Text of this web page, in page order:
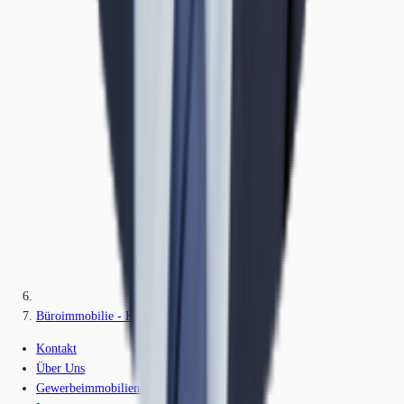
Büroimmobilie - Köln, Bayenthal - K0543
Kontakt
Über Uns
Gewerbeimmobilien-Lexikon